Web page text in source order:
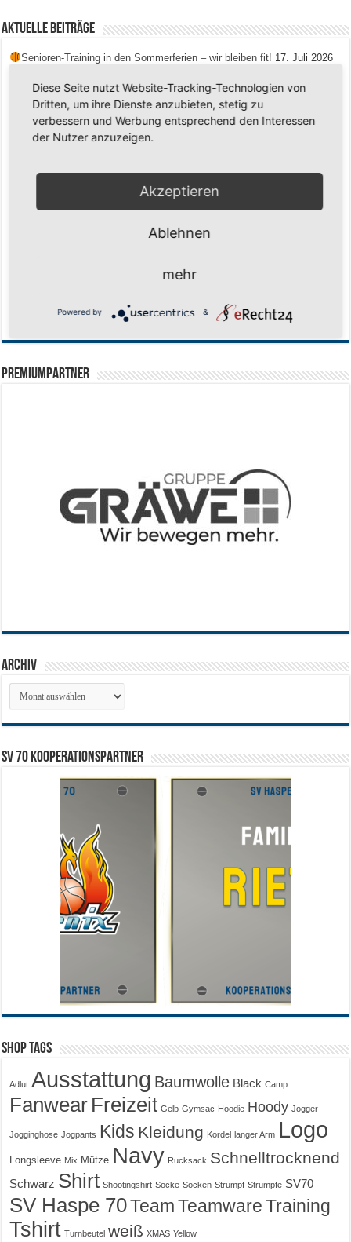
Aktuelle Beiträge
Senioren-Training in den Sommerferien – wir bleiben fit! 17. Juli 2026
Schuljahr geschafft – Sommerferien, wir kommen! 17. Juli 2026
Team LOCO Germany wird Vize-Europameister 2026 9. Juli 2026
Reise nach Berlin – 4 Talente aus Hagener Vereinen mit dem WBV
unterwegs 18. Juni 2026
Regionalliga-Meister SV Haspe 70 12. Mai 2026
11. Mai 2026
Mission Titelverteidigung: LOCO Express greift nach dem fünften Titel in
Finale, Teil 2: Alle ins Hasper Ufo 6. Mai 2026
PREMIUMPARTNER
Archiv
Archiv
SV 70 Kooperationspartner
Shop Tags
Adlut Ausstattung Baumwolle Black Camp
Fanwear Freizeit Gelb Gymsac Hoodie Hoody Jogger
Jogginghose Jogpants Kids Kleidung Kordel langer Arm Logo
Longsleeve Mix Mütze Navy Rucksack Schnelltrocknend
Schwarz Shirt Shootingshirt Socke Socken Strumpf Strümpfe SV70
SV Haspe 70Team Teamware Training
Tshirt Turnbeutel weiß XMAS Yellow
Diese Seite nutzt Website-Tracking-Technologien von
Dritten, um ihre Dienste anzubieten, stetig zu
verbessern und Werbung entsprechend den Interessen
der Nutzer anzuzeigen.
Akzeptieren
Ablehnen
mehr
Powered by &